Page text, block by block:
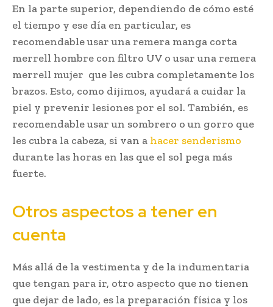
En la parte superior, dependiendo de cómo esté
el tiempo y ese día en particular, es
recomendable usar una remera manga corta
merrell hombre con filtro UV o usar una remera
merrell mujer que les cubra completamente los
brazos. Esto, como dijimos, ayudará a cuidar la
piel y prevenir lesiones por el sol. También, es
recomendable usar un sombrero o un gorro que
les cubra la cabeza, si van a hacer senderismo
durante las horas en las que el sol pega más
fuerte.
Otros aspectos a tener en
cuenta
Más allá de la vestimenta y de la indumentaria
que tengan para ir, otro aspecto que no tienen
que dejar de lado, es la preparación física y los